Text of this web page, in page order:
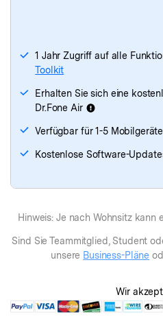
1 Jahr Zugriff auf alle
Toolkit
Erhalten Sie sich eine
Dr.Fone Air
Verfügbar für 1-5
Kostenlose Software-
Hinweis: Je nach Wohnsitz kann
Sind Sie Teammitglied, Student
unsere Business-Pläne
Wir